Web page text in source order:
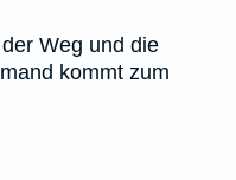
Weg und die
kommt zum